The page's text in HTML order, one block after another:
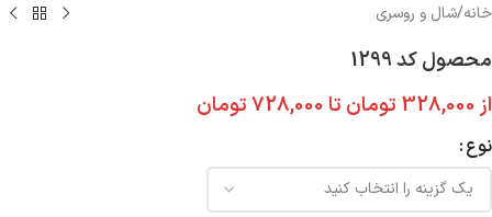
خانه/شال و روسری
محصول کد 1299
از 328,000 تومان تا 728,000تومان
نوع